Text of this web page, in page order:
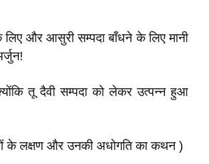
लिए और आसुरी सम्पदा बाँधने के लिए मानी
तू दैवी सम्पदा को लेकर उत्पन्न हुआ
के लक्षण और उनकी अधोगति का कथन )